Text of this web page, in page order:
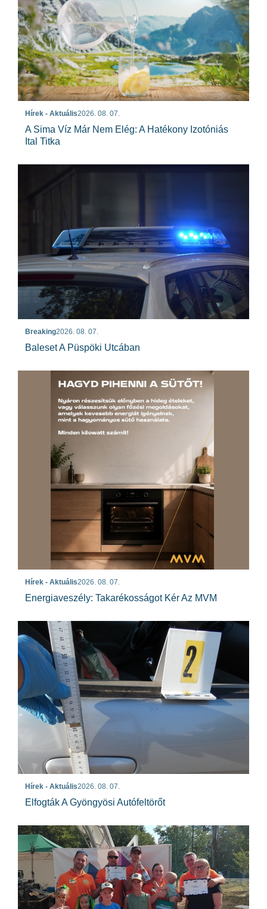
Hírek - Aktuális2026. 08. 07.
A Sima Víz Már Nem Elég: A Hatékony Izotóniás
Ital Titka
Breaking2026. 08. 07.
Baleset A Püspöki Utcában
Hírek - Aktuális2026. 08. 07.
Energiaveszély: Takarékosságot Kér Az MVM
Hírek - Aktuális2026. 08. 07.
Elfogták A Gyöngyösi Autófeltörőt